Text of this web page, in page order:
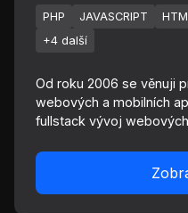
PHP JAVASCRIPT
+4 další
Od roku 2006 se věnuji
webových a mobilních
fullstack vývoj webových